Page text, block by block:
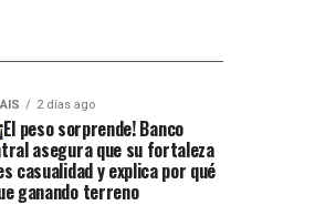
2 días ago
¡El peso sorprende! Banco
asegura que su fortaleza
casualidad y explica por qué
ganando terreno